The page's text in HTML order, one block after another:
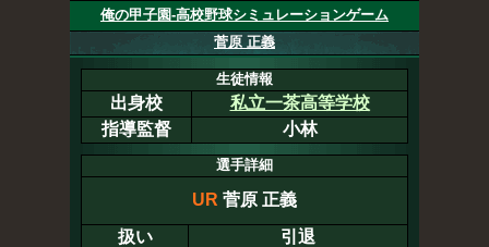
俺の甲子園-高校野球シミュレーションゲーム
菅原 正義
生徒情報
出身校
私立一茶高等学校
指導監督
小林
選手詳細
UR 菅原 正義
扱い
引退